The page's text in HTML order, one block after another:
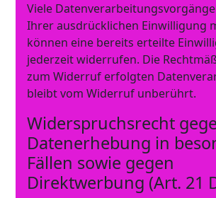
Viele
Ihrer ausdrücklichen Einwilligung
können eine bereits erteilte
jederzeit widerrufen. Die
zum Widerruf erfolgten
bleibt vom Widerruf unberührt.
Widerspruchsrecht
Datenerhebung in
Fällen sowie gegen
Direktwerbung (Art. 21